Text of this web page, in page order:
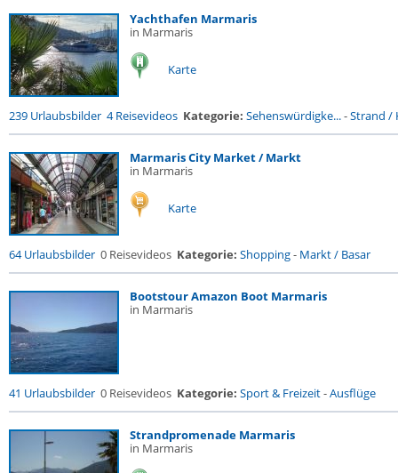
Yachthafen Marmaris
in Marmaris
Karte
239 Urlaubsbilder 4 Reisevideos Kategorie: Sehenswürdigke...-Strand /
Marmaris City Market / Markt
in Marmaris
Karte
64 Urlaubsbilder 0 Reisevideos Kategorie: Shopping- Markt / Basar
Bootstour Amazon Boot Marmaris
in Marmaris
41 Urlaubsbilder 0 Reisevideos Kategorie: Sport & Freizeit-Ausflüge
Strandpromenade Marmaris
in Marmaris